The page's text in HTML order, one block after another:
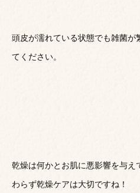
頭皮が濡れている状態でも雑菌が
てください。
乾燥は何かとお肌に悪影響を与
わらず乾燥ケアは大切ですね！